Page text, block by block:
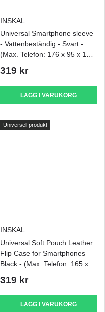
INSKAL
Universal Smartphone sleeve
- Vattenbeständig - Svart -
(Max. Telefon: 176 x 95 x 18
319 kr
LÄGG I VARUKORG
Universell produkt
INSKAL
Universal Soft Pouch Leather
Flip Case for Smartphones
Black - (Max. Telefon: 165 x
319 kr
LÄGG I VARUKORG